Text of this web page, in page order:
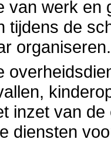
van werk
tijdens de
organiseren.
inzet van
diensten